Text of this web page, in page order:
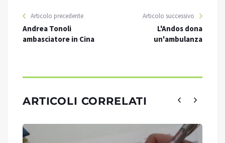
Articolo precedente
Andrea Tonoli
ambasciatore in Cina
Articolo successivo
L'Andos dona
un'ambulanza
ARTICOLI CORRELATI